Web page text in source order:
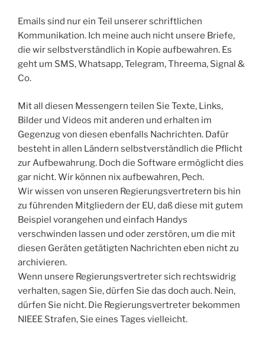
Emails sind nur ein Teil unserer schriftlichen
Kommunikation. Ich meine auch nicht unsere Briefe,
die wir selbstverständlich in Kopie aufbewahren. Es
geht um SMS, Whatsapp, Telegram, Threema, Signal &
Co.
Mit all diesen Messengern teilen Sie Texte, Links,
Bilder und Videos mit anderen und erhalten im
Gegenzug von diesen ebenfalls Nachrichten. Dafür
besteht in allen Ländern selbstverständlich die Pflicht
zur Aufbewahrung. Doch die Software ermöglicht dies
gar nicht. Wir können nix aufbewahren, Pech.
Wir wissen von unseren Regierungsvertretern bis hin
zu führenden Mitgliedern der EU, daß diese mit gutem
Beispiel vorangehen und einfach Handys
verschwinden lassen und oder zerstören, um die mit
diesen Geräten getätigten Nachrichten eben nicht zu
archivieren.
Wenn unsere Regierungsvertreter sich rechtswidrig
verhalten, sagen Sie, dürfen Sie das doch auch. Nein,
dürfen Sie nicht. Die Regierungsvertreter bekommen
NIEEE Strafen, Sie eines Tages vielleicht.